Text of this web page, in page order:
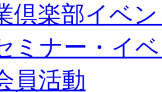
倶楽部イベ
ミナー・イ
員活動